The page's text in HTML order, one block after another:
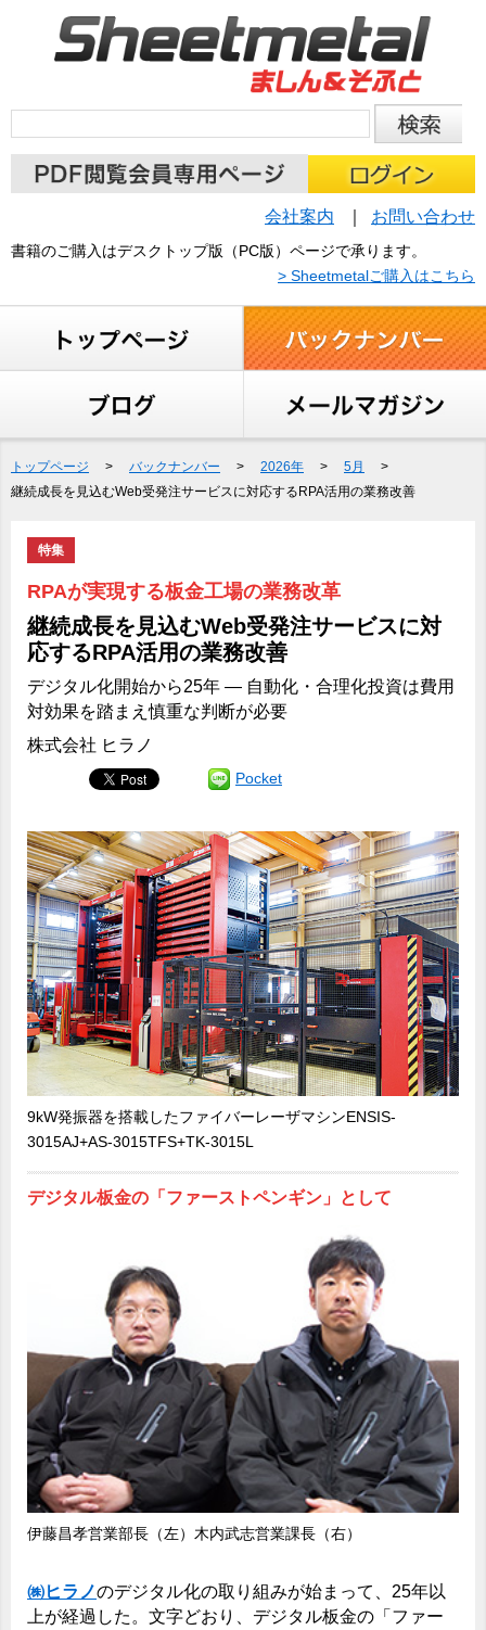
会社案内 お問い合わせ
書籍のご購入はデスクトップ版（PC版）ページで承ります。
> Sheetmetalご購入はこちら
トップページ > バックナンバー > 2026年 > 5月
>
継続成長を見込むWeb受発注サービスに対応するRPA活用の業務改善
特集
RPAが実現する板金工場の業務改革
継続成長を見込むWeb受発注サービスに対
応するRPA活用の業務改善
デジタル化開始から25年 ― 自動化・合理化投資は費用
対効果を踏まえ慎重な判断が必要
株式会社 ヒラノ
Pocket
9kW発振器を搭載したファイバーレーザマシンENSIS-
3015AJ+AS-3015TFS+TK-3015L
デジタル板金の「ファーストペンギン」として
伊藤昌孝営業部長（左）木内武志営業課長（右）
㈱ヒラノのデジタル化の取り組みが始まって、25年以
上が経過した。文字どおり、デジタル板金の「ファー